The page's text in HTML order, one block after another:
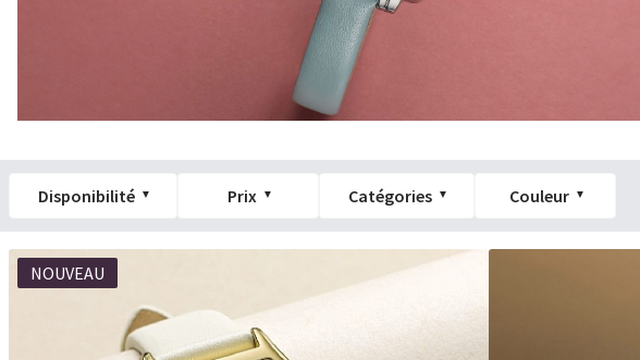
Disponibilité Prix Catégories Couleur
NOUVEAU